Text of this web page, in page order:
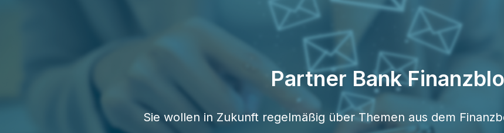
Partner Bank
Sie wollen in Zukunft regelmäßig über Themen aus dem